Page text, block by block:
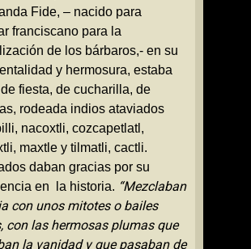
Fide, – nacido para
franciscano para la
de los bárbaros,- en su
y hermosura, estaba
fiesta, de cucharilla, de
rodeada indios ataviados
nacoxtli, cozcapetlatl,
maxtle y tilmatli, cactli.
daban gracias por su
en
la historia. “Mezclaban
con unos mitotes o bailes
con las hermosas plumas que
la vanidad y que pasaban de